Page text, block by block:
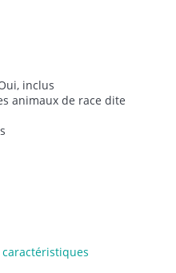
inclus
animaux de race dite